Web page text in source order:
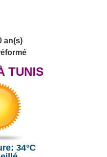
an(s)
TUNIS
34°C